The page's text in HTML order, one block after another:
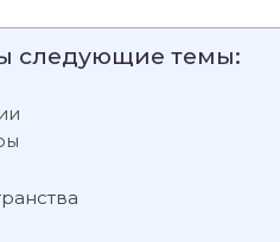
следующие темы: